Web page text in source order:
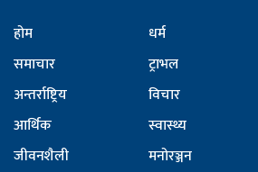
होम
समाचार
अन्तर्राष्ट्रिय
आर्थिक
जीवनशैली
धर्म
ट्राभल
विचार
स्वास्थ्य
मनोरञ्जन